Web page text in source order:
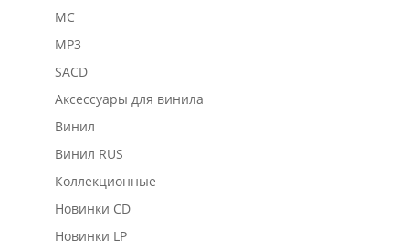
MC
MP3
SACD
Аксессуары для винила
Винил
Винил RUS
Коллекционные
Новинки CD
Новинки LP